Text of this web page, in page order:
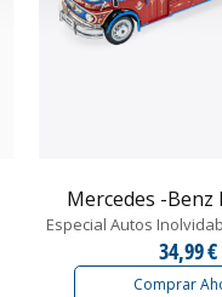
Mercedes -Benz
Especial Autos
34,99 €
Comprar